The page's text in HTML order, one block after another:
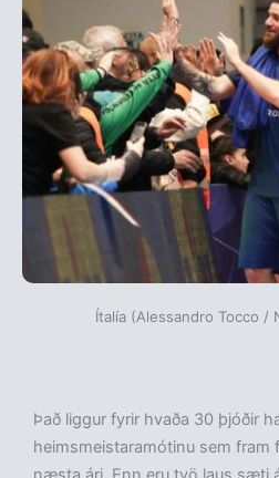
Ítalía (Alessandro Tocco /
Það liggur fyrir hvaða 30 þjóðir
heimsmeistaramótinu sem fram